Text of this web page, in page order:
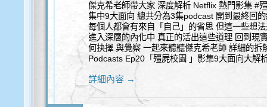
傑克希老師帶大家 深度解析 Netflix 熱門影集 #
集中9大面向 總共分為3集podcast 開到最終回
每個人都會有來自「自己」的省思 但這一些想
進入深層的內化中 真正的活出這些道理 回到現
何抉擇 與覺察 一起來聽聽傑克希老師 詳細的
Podcasts Ep20「殭屍校園 」影集9大面向大解
詳細內容 →